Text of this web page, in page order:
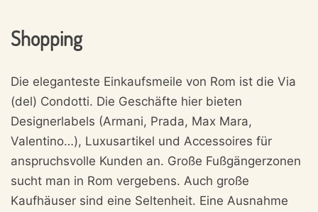
Shopping
Die eleganteste Einkaufsmeile von Rom ist die Via
(del) Condotti. Die Geschäfte hier bieten
Designerlabels (Armani, Prada, Max Mara,
Valentino…), Luxusartikel und Accessoires für
anspruchsvolle Kunden an. Große Fußgängerzonen
sucht man in Rom vergebens. Auch große
Kaufhäuser sind eine Seltenheit. Eine Ausnahme